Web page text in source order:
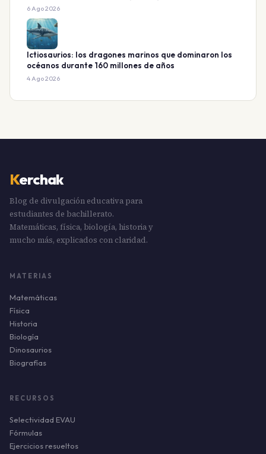
6 Ago 2026
Ictiosaurios: los dragones marinos que dominaron los
océanos durante 160 millones de años
4 Ago 2026
Kerchak
Blog de divulgación educativa para
estudiantes de bachillerato.
Matemáticas, física, biología, historia y
mucho más, explicados con claridad.
MATERIAS
Matemáticas
Física
Historia
Biología
Dinosaurios
Biografías
RECURSOS
Selectividad EVAU
Fórmulas
Ejercicios resueltos